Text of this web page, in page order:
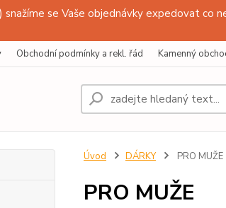
snažíme se Vaše objednávky expedovat
Obchodní podmínky a rekl. řád Kamenný
Úvod DÁRKY PRO MUŽE
PRO MUŽE